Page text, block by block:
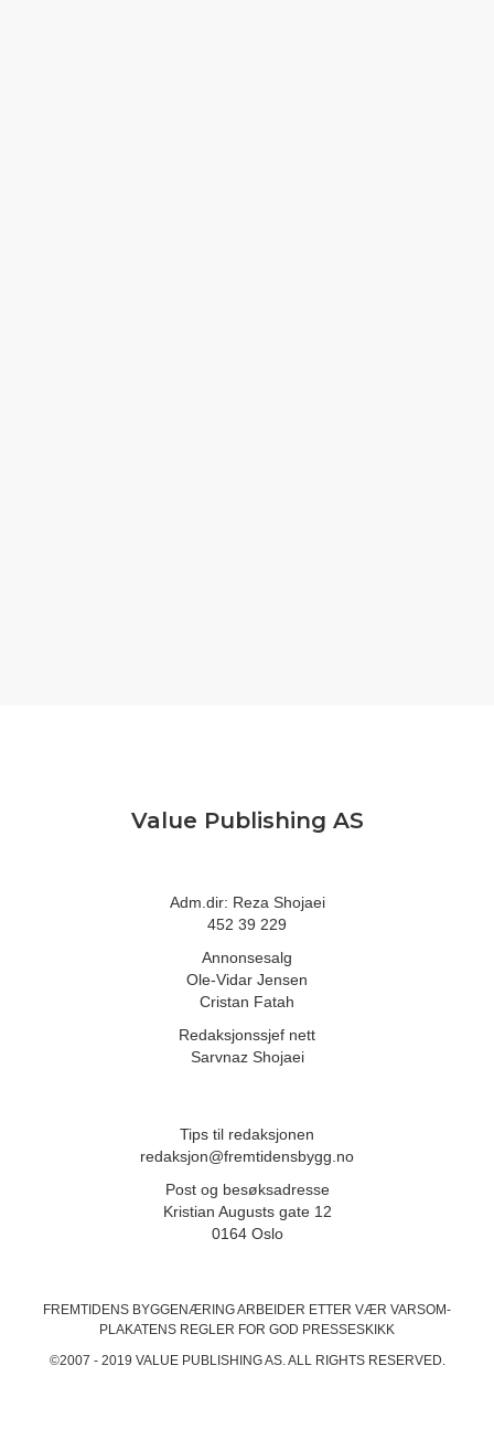
Value Publishing AS
Adm.dir: Reza Shojaei
452 39 229
Annonsesalg
Ole-Vidar Jensen
Cristan Fatah
Redaksjonssjef nett
Sarvnaz Shojaei
Tips til redaksjonen
redaksjon@fremtidensbygg.no
Post og besøksadresse
Kristian Augusts gate 12
0164 Oslo
FREMTIDENS BYGGENÆRING ARBEIDER ETTER VÆR VARSOM-
PLAKATENS REGLER FOR GOD PRESSESKIKK
©2007 - 2019 VALUE PUBLISHING AS. ALL RIGHTS RESERVED.